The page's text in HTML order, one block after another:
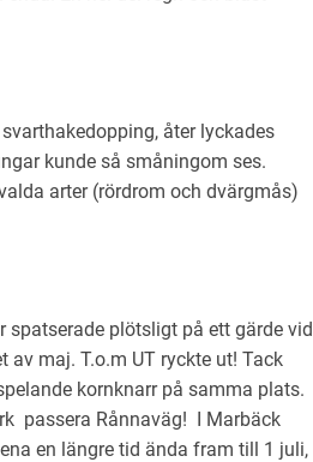
åter lyckades
kunde så småningom ses.
arter (rördrom och dvärgmås)
spatserade plötsligt på ett gärde vid
maj. T.o.m UT ryckte ut! Tack
kornknarr på samma plats.
passera Rånnaväg! I Marbäck
en längre tid ända fram till 1 juli,